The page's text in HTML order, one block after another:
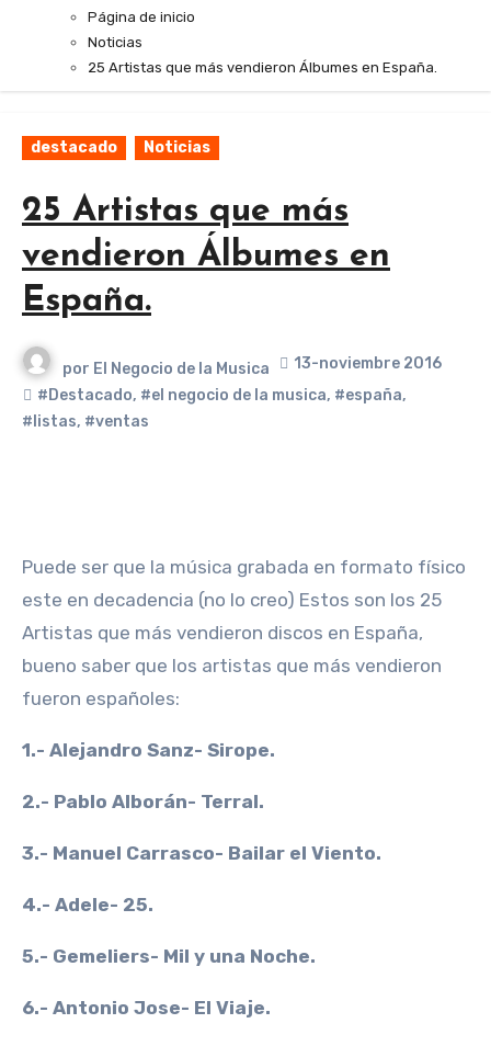
Página de inicio
Noticias
25 Artistas que más vendieron Álbumes en España.
destacado Noticias
25 Artistas que más
vendieron Álbumes en
España.
por El Negocio de la Musica
13-noviembre 2016
#Destacado, #el negocio de la musica, #españa,
#listas, #ventas
Puede ser que la música grabada en formato físico
este en decadencia (no lo creo) Estos son los 25
Artistas que más vendieron discos en España,
bueno saber que los artistas que más vendieron
fueron españoles:
1.- Alejandro Sanz- Sirope.
2.- Pablo Alborán- Terral.
3.- Manuel Carrasco- Bailar el Viento.
4.- Adele- 25.
5.- Gemeliers- Mil y una Noche.
6.- Antonio Jose- El Viaje.